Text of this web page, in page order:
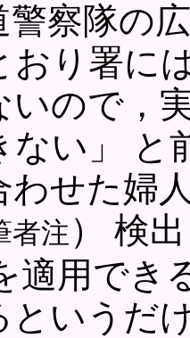
警察隊の
おり署に
いので，
ない」 と
わせた婦
者注 ） 検
適用でき
というだ